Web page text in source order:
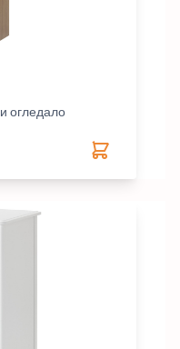
огледало